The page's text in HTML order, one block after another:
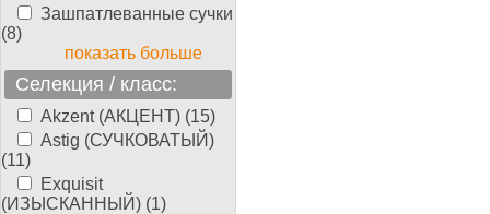
Зашпатлеванные сучки
(8)
показать больше
Селекция / класс:
Akzent (АКЦЕНТ) (15)
Astig (СУЧКОВАТЫЙ)
(11)
Exquisit
(ИЗЫСКАННЫЙ) (1)